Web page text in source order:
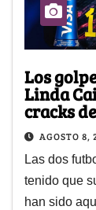
Los
Linda
cracks
AGOSTO 8,
Las dos
tenido que
han sido